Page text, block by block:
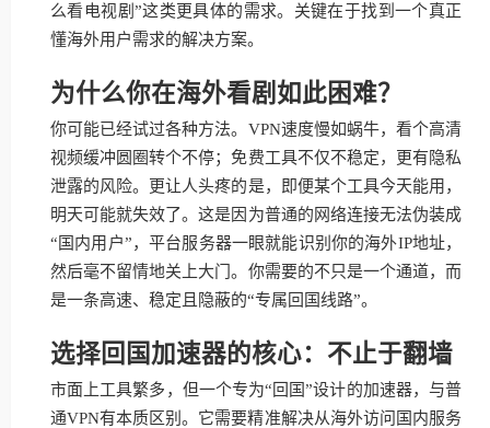
么看电视剧”这类更具体的需求。关键在于找到一个真正
懂海外用户需求的解决方案。
为什么你在海外看剧如此困难？
你可能已经试过各种方法。VPN速度慢如蜗牛，看个高清
视频缓冲圆圈转个不停；免费工具不仅不稳定，更有隐私
泄露的风险。更让人头疼的是，即便某个工具今天能用，
明天可能就失效了。这是因为普通的网络连接无法伪装成
“国内用户”，平台服务器一眼就能识别你的海外IP地址，
然后毫不留情地关上大门。你需要的不只是一个通道，而
是一条高速、稳定且隐蔽的“专属回国线路”。
选择回国加速器的核心：不止于翻墙
市面上工具繁多，但一个专为“回国”设计的加速器，与普
通VPN有本质区别。它需要精准解决从海外访问国内服务